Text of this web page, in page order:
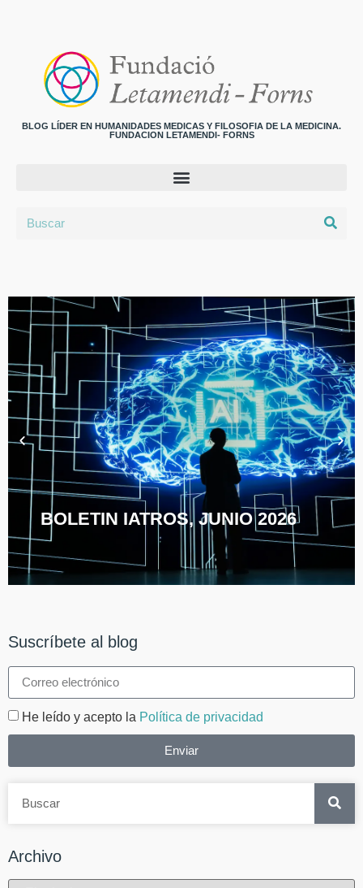
BLOG LÍDER EN HUMANIDADES MEDICAS Y FILOSOFIA DE LA MEDICINA.
FUNDACION LETAMENDI- FORNS
BOLETIN IATROS, JUNIO 2026
Suscríbete al blog
He leído y acepto la Política de privacidad
Enviar
Archivo